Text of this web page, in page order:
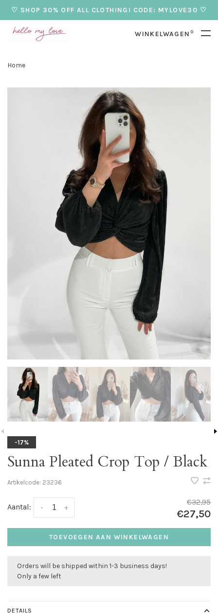
♡ SHOP 30% OFF ALL CLOTHING! CODE: MYLOVE30 ♡
WINKELWAGEN 0
Home
-17%
Sunna Pleated Crop Top / Black
Artikelcode: 23236
Aantal: +
-
€32,95
€27,50
TOEVOEGEN AAN WINKELWAGEN
Orders will be shipped within 1-3 business days!
Only a few left
DETAILS